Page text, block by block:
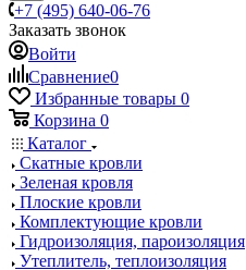
+7 (495) 640-06-76
Заказать звонок
Войти
Сравнение0
Избранные товары 0
Корзина 0
Каталог
Скатные кровли
Зеленая кровля
Плоские кровли
Комплектующие кровли
Гидроизоляция, пароизоляция
Утеплитель, теплоизоляция